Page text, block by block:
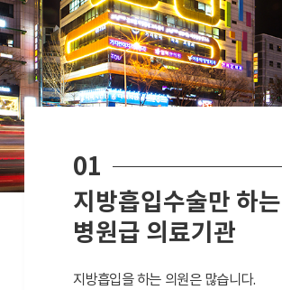
01
지방흡입수술만 하는
병원급 의료기관
지방흡입을 하는 의원은 많습니다.